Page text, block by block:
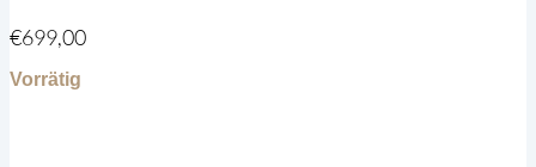
€699,00
Vorrätig